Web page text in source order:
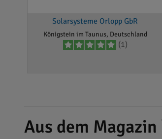
Solarsysteme Orlopp GbR
Königstein im Taunus, Deutschland
(1)
Aus dem